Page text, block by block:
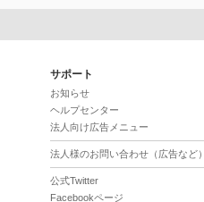
サポート
お知らせ
ヘルプセンター
法人向け広告メニュー
法人様のお問い合わせ（広告など）
公式Twitter
Facebookページ